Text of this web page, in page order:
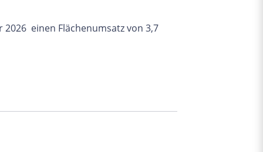
einen Flächenumsatz von 3,7